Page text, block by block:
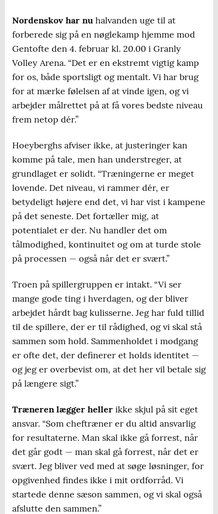
Nordenskov har nu halvanden uge til at
forberede sig på en nøglekamp hjemme mod
Gentofte den 4. februar kl. 20.00 i Granly
Volley Arena. “Det er en ekstremt vigtig kamp
for os, både sportsligt og mentalt. Vi har brug
for at mærke følelsen af at vinde igen, og vi
arbejder målrettet på at få vores bedste niveau
frem netop dér.”
Hoeyberghs afviser ikke, at justeringer kan
komme på tale, men han understreger, at
grundlaget er solidt. “Træningerne er meget
lovende. Det niveau, vi rammer dér, er
betydeligt højere end det, vi har vist i kampene
på det seneste. Det fortæller mig, at
potentialet er der. Nu handler det om
tålmodighed, kontinuitet og om at turde stole
på processen — også når det er svært.”
Troen på spillergruppen er intakt. “Vi ser
mange gode ting i hverdagen, og der bliver
arbejdet hårdt bag kulisserne. Jeg har fuld tillid
til de spillere, der er til rådighed, og vi skal stå
sammen som hold. Sammenholdet i modgang
er ofte det, der definerer et holds identitet —
og jeg er overbevist om, at det her vil betale sig
på længere sigt.”
Træneren lægger heller ikke skjul på sit eget
ansvar. “Som cheftræner er du altid ansvarlig
for resultaterne. Man skal ikke gå forrest, når
det går godt — man skal gå forrest, når det er
svært. Jeg bliver ved med at søge løsninger, for
opgivenhed findes ikke i mit ordforråd. Vi
startede denne sæson sammen, og vi skal også
afslutte den sammen.”